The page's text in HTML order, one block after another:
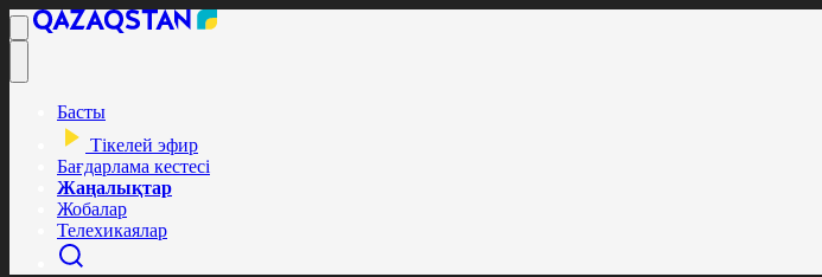
Басты
Тікелей эфир
Бағдарлама кестесі
Жаңалықтар
Жобалар
Телехикаялар